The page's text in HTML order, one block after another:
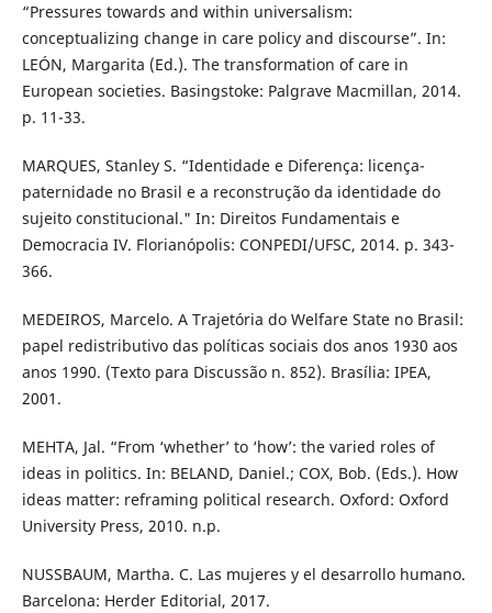
“Pressures towards and within universalism:
conceptualizing change in care policy and discourse”. In:
LEÓN, Margarita (Ed.). The transformation of care in
European societies. Basingstoke: Palgrave Macmillan, 2014.
p. 11-33.
MARQUES, Stanley S. “Identidade e Diferença: licença-
paternidade no Brasil e a reconstrução da identidade do
sujeito constitucional." In: Direitos Fundamentais e
Democracia IV. Florianópolis: CONPEDI/UFSC, 2014. p. 343-
366.
MEDEIROS, Marcelo. A Trajetória do Welfare State no Brasil:
papel redistributivo das políticas sociais dos anos 1930 aos
anos 1990. (Texto para Discussão n. 852). Brasília: IPEA,
2001.
MEHTA, Jal. “From ‘whether’ to ‘how’: the varied roles of
ideas in politics. In: BELAND, Daniel.; COX, Bob. (Eds.). How
ideas matter: reframing political research. Oxford: Oxford
University Press, 2010. n.p.
NUSSBAUM, Martha. C. Las mujeres y el desarrollo humano.
Barcelona: Herder Editorial, 2017.